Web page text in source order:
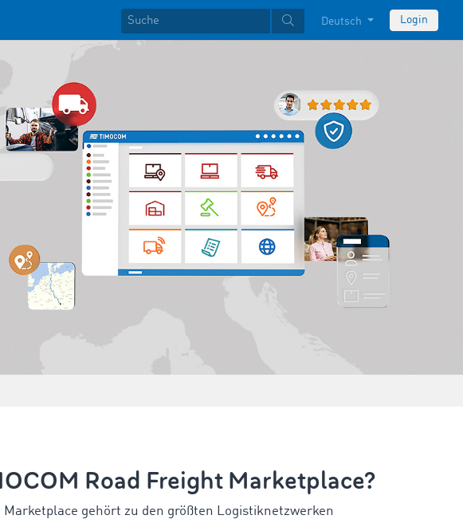
Deutsch Login
Road Freight Marketplace?
Marketplace gehört zu den größten Logistiknetzwerken